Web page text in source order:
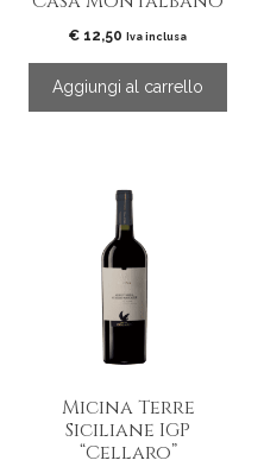
€ 12,50 Iva inclusa
Aggiungi al carrello
Micina Terre
Siciliane IGP
“Cellaro”